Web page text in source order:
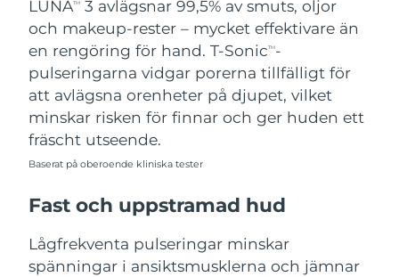
LUNATM
3 avlägsnar 99,5% av smuts, oljor
och makeup-rester – mycket effektivare än
en rengöring för hand. T-SonicTM-
pulseringarna vidgar porerna tillfälligt för
att avlägsna orenheter på djupet, vilket
minskar risken för finnar och ger huden ett
fräscht utseende.
Baserat på oberoende kliniska tester
Fast och uppstramad hud
Lågfrekventa pulseringar minskar
spänningar i ansiktsmusklerna och jämnar
Litauen
Förväntad leverans
Luxemburg
Förväntad leverans
09/08/2026
Macao SAR
Malaysia
Malta